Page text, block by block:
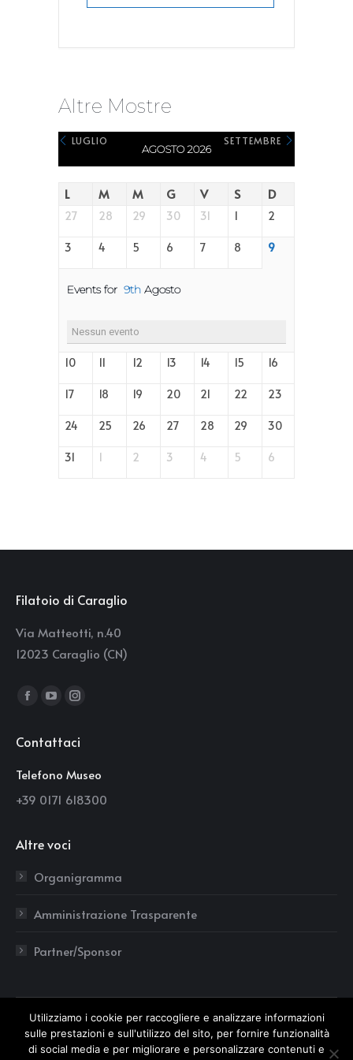
Altre Mostre
LUGLIO
AGOSTO 2026
SETTEMBRE
L M M G V S D
27 28 29 30 31 1 2
3 4 5 6 7 8 9
Events for 9th Agosto
Nessun evento
10 11 12 13 14 15 16
17 18 19 20 21 22 23
24 25 26 27 28 29 30
31 1 2 3 4 5 6
Filatoio di Caraglio
Via Matteotti, n.40
12023 Caraglio (CN)
Find us on:
Facebook
opens
window
YouTube
opens
window
Instagram
opens
window
Contattaci
Telefono Museo
+39 0171 618300
Altre voci
Organigramma
Amministrazione Trasparente
Partner/Sponsor
Utilizziamo i cookie per raccogliere e analizzare informazioni
sulle prestazioni e sull'utilizzo del sito, per fornire funzionalità
di social media e per migliorare e personalizzare contenuti e